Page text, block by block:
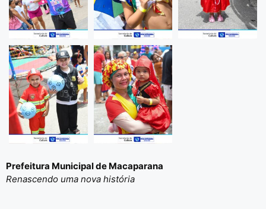
Prefeitura Municipal de Macaparana
Renascendo uma nova história